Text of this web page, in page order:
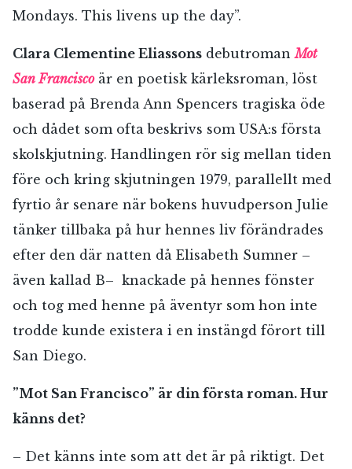
Mondays. This livens up the day”.
Clara Clementine Eliassons debutromanMot
San Franciscoär en poetisk kärleksroman, löst
baserad på Brenda Ann Spencers tragiska öde
och dådet som ofta beskrivs som USA:s första
skolskjutning. Handlingen rör sig mellan tiden
före och kring skjutningen 1979, parallellt med
fyrtio år senare när bokens huvudperson Julie
tänker tillbaka på hur hennes liv förändrades
efter den där natten då Elisabeth Sumner –
även kallad B– knackade på hennes fönster
och tog med henne på äventyr som hon inte
trodde kunde existera i en instängd förort till
San Diego.
”Mot San Francisco” är din första roman. Hur
känns det?
– Det känns inte som att det är på riktigt. Det